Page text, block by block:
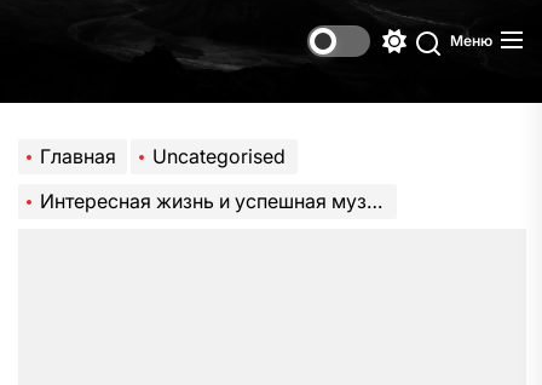
Поиск
Меню
Главная
Uncategorised
Интересная жизнь и успешная музыкальная карьера Юрия Ковальчука — от детства в сибирской глубинке до мировой известности и признания